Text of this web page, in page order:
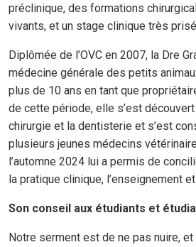
préclinique, des formations
vivants, et un stage clinique très
Diplômée de l’OVC en 2007, la Dre
médecine générale des petits
plus de 10 ans en tant que
de cette période, elle s’est
chirurgie et la dentisterie et s’est
plusieurs jeunes médecins
l’automne 2024 lui a permis de
la pratique clinique, l’enseignement
Son conseil aux étudiants et
Notre serment est de ne pas nuire,